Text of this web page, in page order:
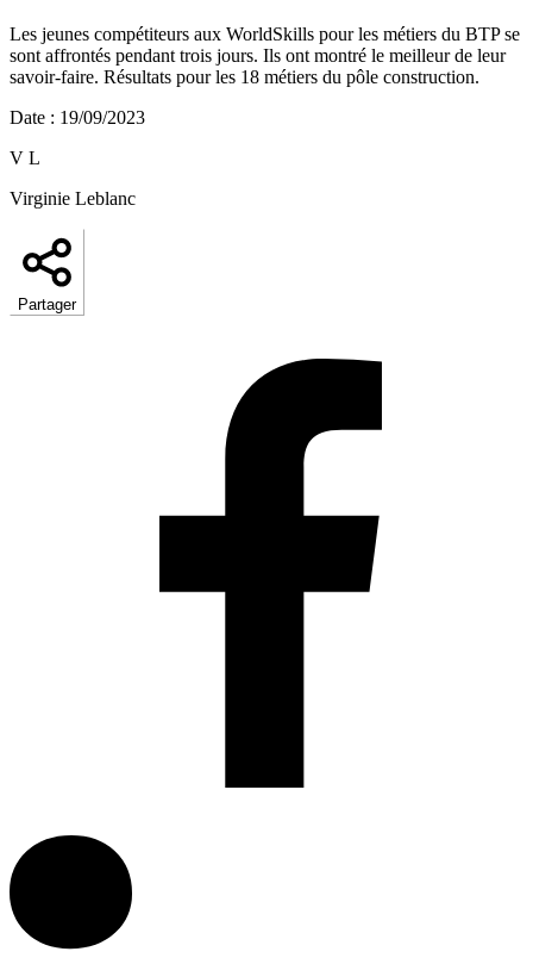
Les jeunes compétiteurs aux WorldSkills pour les métiers du BTP se
sont affrontés pendant trois jours. Ils ont montré le meilleur de leur
savoir-faire. Résultats pour les 18 métiers du pôle construction.
Date : 19/09/2023
V L
Virginie Leblanc
Partager